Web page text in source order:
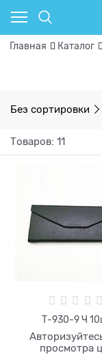
Главная Каталог
Без сортировки
Товаров: 11
Т-930-
просмотра